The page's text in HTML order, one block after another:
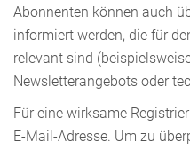
Abonnenten können auch
informiert werden, die für
relevant sind
Newsletterangebots oder
Für eine wirksame
E-Mail-Adresse. Um zu